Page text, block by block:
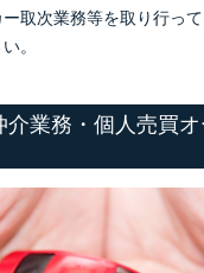
取次業務等を取り行っ
。
介業務・個人売買